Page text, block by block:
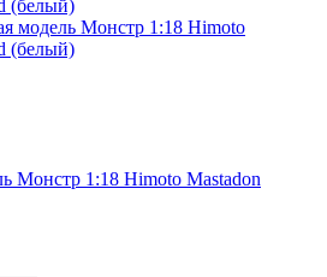
Монстр 1:18 Himoto Mastadon